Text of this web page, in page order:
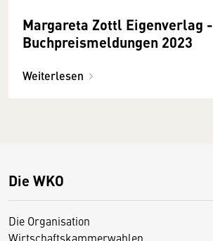
Margareta Zottl Eigenverlag -
Buchpreismeldungen 2023
Weiterlesen
Die WKO
Die Organisation
Wirtschaftskammerwahlen